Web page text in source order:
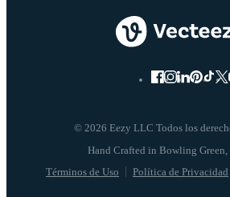
© 2026 Eezy LLC Todos los
Términos de Uso Política de Privacidad